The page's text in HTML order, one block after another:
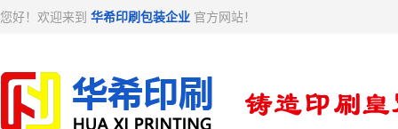
您好！欢迎来到 华希印刷包装企业 官方网站！